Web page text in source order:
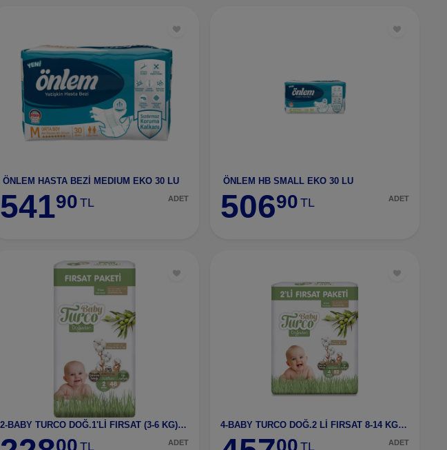
ÖNLEM HASTA BEZİ MEDIUM EKO 30 LU
54190 TL ADET
ÖNLEM HB SMALL EKO 30 LU
50690 TL ADET
2-BABY TURCO DOĞ.1'Lİ FIRSAT (3-6 KG) MİNİ NO:2
00 TL ADET
4-BABY TURCO DOĞ.2 Lİ FIRSAT 8-14 KG MAXI NO:4
00 TL ADET